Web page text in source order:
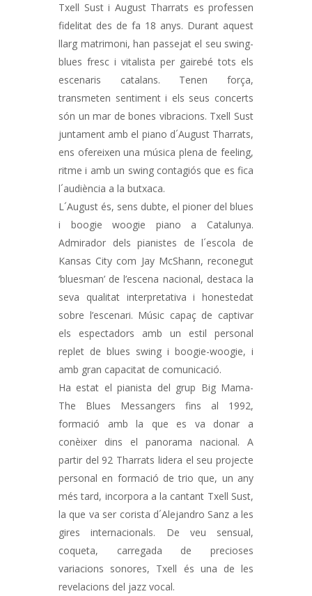
Txell Sust i August Tharrats es professen
fidelitat des de fa 18 anys. Durant aquest
llarg matrimoni, han passejat el seu swing-
blues fresc i vitalista per gairebé tots els
escenaris catalans. Tenen força,
transmeten sentiment i els seus concerts
són un mar de bones vibracions. Txell Sust
juntament amb el piano d´August Tharrats,
ens ofereixen una música plena de feeling,
ritme i amb un swing contagiós que es fica
l´audiència a la butxaca.
L´August és, sens dubte, el pioner del blues
i boogie woogie piano a Catalunya.
Admirador dels pianistes de l´escola de
Kansas City com Jay McShann, reconegut
‘bluesman’ de l’escena nacional, destaca la
seva qualitat interpretativa i honestedat
sobre l’escenari. Músic capaç de captivar
els espectadors amb un estil personal
replet de blues swing i boogie-woogie, i
amb gran capacitat de comunicació.
Ha estat el pianista del grup Big Mama-
The Blues Messangers fins al 1992,
formació amb la que es va donar a
conèixer dins el panorama nacional. A
partir del 92 Tharrats lidera el seu projecte
personal en formació de trio que, un any
més tard, incorpora a la cantant Txell Sust,
la que va ser corista d´Alejandro Sanz a les
gires internacionals. De veu sensual,
coqueta, carregada de precioses
variacions sonores, Txell és una de les
revelacions del jazz vocal.